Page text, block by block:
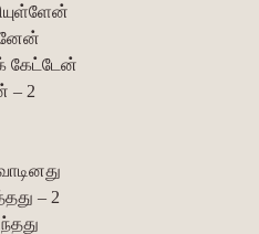
கேட்டேன்
– 2
– 2